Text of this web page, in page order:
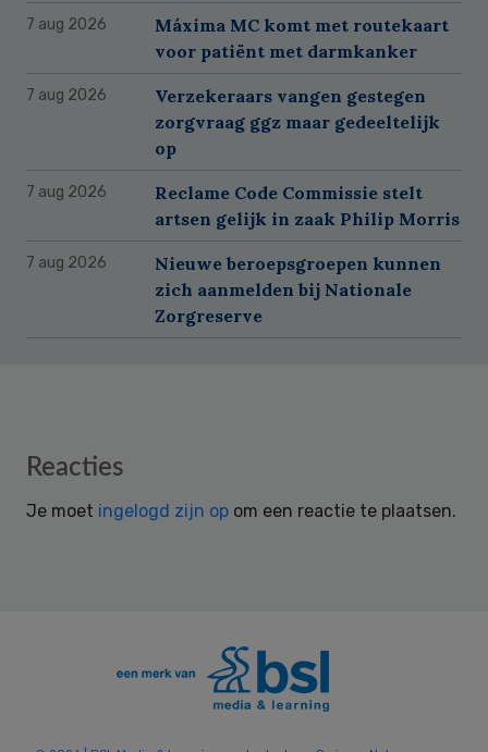
7 aug 2026
Máxima MC komt met routekaart
voor patiënt met darmkanker
7 aug 2026
Verzekeraars vangen gestegen
zorgvraag ggz maar gedeeltelijk
op
7 aug 2026
Reclame Code Commissie stelt
artsen gelijk in zaak Philip Morris
7 aug 2026
Nieuwe beroepsgroepen kunnen
zich aanmelden bij Nationale
Zorgreserve
Reader
Reacties
Je moet ingelogd zijn op om een reactie te plaatsen.